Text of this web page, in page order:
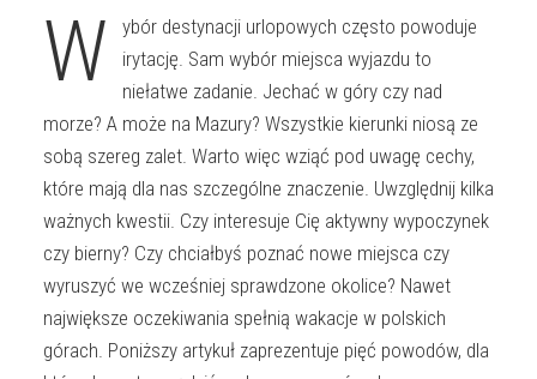
W
ybór destynacji urlopowych często powoduje
irytację. Sam wybór miejsca wyjazdu to
niełatwe zadanie. Jechać w góry czy nad
morze? A może na Mazury? Wszystkie kierunki niosą ze
sobą szereg zalet. Warto więc wziąć pod uwagę cechy,
które mają dla nas szczególne znaczenie. Uwzględnij kilka
ważnych kwestii. Czy interesuje Cię aktywny wypoczynek
czy bierny? Czy chciałbyś poznać nowe miejsca czy
wyruszyć we wcześniej sprawdzone okolice? Nawet
największe oczekiwania spełnią wakacje w polskich
górach. Poniższy artykuł zaprezentuje pięć powodów, dla